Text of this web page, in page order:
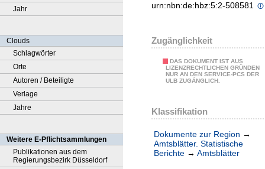
Jahr
Clouds
Schlagwörter
Orte
Autoren / Beteiligte
Verlage
Jahre
Weitere E-Pflichtsammlungen
Publikationen aus dem
Regierungsbezirk Düsseldorf
urn:nbn:de:hbz:5:2-508581
Zugänglichkeit
DAS DOKUMENT IST AUS
LIZENZRECHTLICHEN GRÜNDEN
NUR AN DEN SERVICE-PCS DER
ULB ZUGÄNGLICH.
Klassifikation
Dokumente zur Region →
Amtsblätter. Statistische
Berichte → Amtsblätter